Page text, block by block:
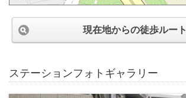
現在地からの徒歩ルート
ステーションフォトギャラリー